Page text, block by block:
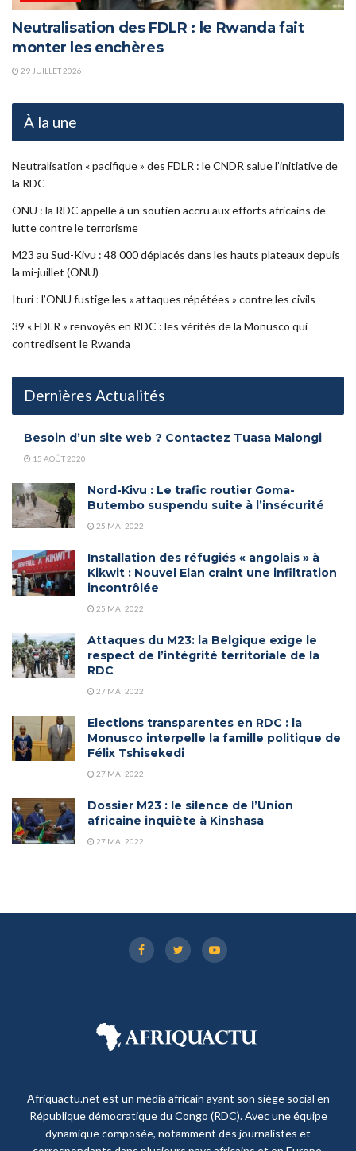
Neutralisation des FDLR : le Rwanda fait
monter les enchères
29 JUILLET 2026
À la une
Neutralisation « pacifique » des FDLR : le CNDR salue l’initiative de
la RDC
ONU : la RDC appelle à un soutien accru aux efforts africains de
lutte contre le terrorisme
M23 au Sud-Kivu : 48 000 déplacés dans les hauts plateaux depuis
la mi-juillet (ONU)
Ituri : l’ONU fustige les « attaques répétées » contre les civils
39 « FDLR » renvoyés en RDC : les vérités de la Monusco qui
contredisent le Rwanda
Dernières Actualités
Besoin d’un site web ? Contactez Tuasa Malongi
15 AOÛT 2020
Nord-Kivu : Le trafic routier Goma-
Butembo suspendu suite à l’insécurité
25 MAI 2022
Installation des réfugiés « angolais » à
Kikwit : Nouvel Elan craint une infiltration
incontrôlée
25 MAI 2022
Attaques du M23: la Belgique exige le
respect de l’intégrité territoriale de la
RDC
27 MAI 2022
Elections transparentes en RDC : la
Monusco interpelle la famille politique de
Félix Tshisekedi
27 MAI 2022
Dossier M23 : le silence de l’Union
africaine inquiète à Kinshasa
27 MAI 2022
Afriquactu.net est un média africain ayant son siège social en
République démocratique du Congo (RDC). Avec une équipe
dynamique composée, notamment des journalistes et